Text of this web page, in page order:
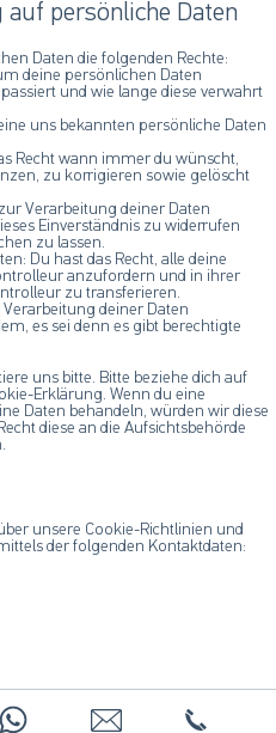
auf persönliche Daten
Daten die folgenden Rechte:
deine persönlichen Daten
und wie lange diese verwahrt
uns bekannten persönliche Daten
Recht wann immer du wünscht,
zu korrigieren sowie gelöscht
Verarbeitung deiner Daten
Einverständnis zu widerrufen
zu lassen.
Du hast das Recht, alle deine
anzufordern und in ihrer
zu transferieren.
deiner Daten
es sei denn es gibt berechtigte
uns bitte. Bitte beziehe dich auf
Erklärung. Wenn du eine
Daten behandeln, würden wir diese
diese an die Aufsichtsbehörde
unsere Cookie-Richtlinien und
der folgenden Kontaktdaten:
am 10. Juni 2023